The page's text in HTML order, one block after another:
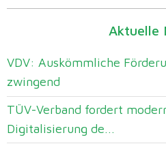
Aktuelle
VDV: Auskömmliche
zwingend
TÜV-Verband fordert
Digitalisierung de...